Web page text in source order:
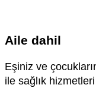
Aile dahil
Eşiniz ve
ile sağlık